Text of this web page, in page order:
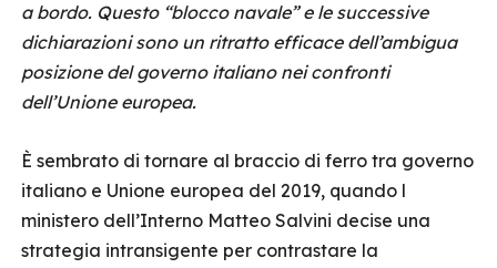
a bordo. Questo “blocco navale” e le successive
dichiarazioni sono un ritratto efficace dell’ambigua
posizione del governo italiano nei confronti
dell’Unione europea.
È sembrato di tornare al braccio di ferro tra governo
italiano e Unione europea del 2019, quando l
ministero dell’Interno Matteo Salvini decise una
strategia intransigente per contrastare la